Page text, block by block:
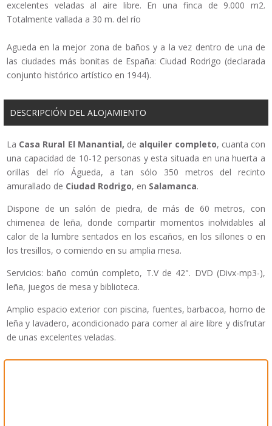
excelentes veladas al aire libre. En una finca de 9.000 m2.
Totalmente vallada a 30 m. del río
Agueda en la mejor zona de baños y a la vez dentro de una de
las ciudades más bonitas de España: Ciudad Rodrigo (declarada
conjunto histórico artístico en 1944).
DESCRIPCIÓN DEL ALOJAMIENTO
La Casa Rural El Manantial, de alquiler completo, cuanta con
una capacidad de 10-12 personas y esta situada en una huerta a
orillas del río Águeda, a tan sólo 350 metros del recinto
amurallado de Ciudad Rodrigo, en Salamanca.
Dispone de un salón de piedra, de más de 60 metros, con
chimenea de leña, donde compartir momentos inolvidables al
calor de la lumbre sentados en los escaños, en los sillones o en
los tresillos, o comiendo en su amplia mesa.
Servicios: baño común completo, T.V de 42". DVD (Divx-mp3-),
leña, juegos de mesa y biblioteca.
Amplio espacio exterior con piscina, fuentes, barbacoa, horno de
leña y lavadero, acondicionado para comer al aire libre y disfrutar
de unas excelentes veladas.